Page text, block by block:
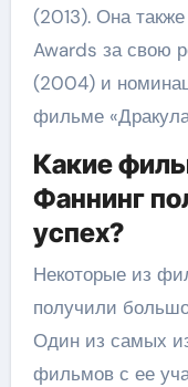
(2013). Она
Awards за свою
(2004) и
фильме
Какие
Фаннинг
успех?
Некоторые из
получили
Один из самых
фильмов с ее